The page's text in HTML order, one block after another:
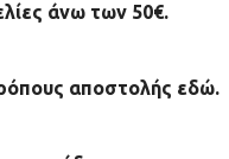
άνω των 50€.
αποστολής εδώ.